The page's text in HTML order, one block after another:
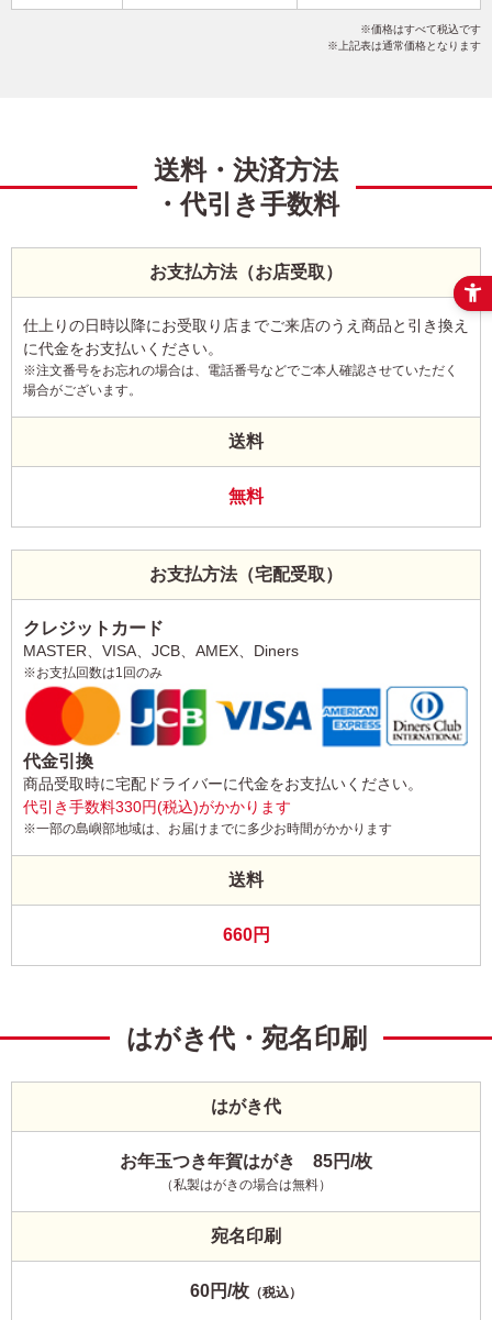
シンプル スタイリッシュ メッセージ 写真5枚以上
価格はすべて税込です
上記表は通常価格となります
送料・決済方法
・代引き手数料
お支払方法（お店受取）
仕上りの日時以降にお受取り店までご来店のうえ商品と引き換え
に代金をお支払いください。
※注文番号をお忘れの場合は、電話番号などでご本人確認させていただく
場合がございます。
送料
無料
お支払方法（宅配受取）
クレジットカード
MASTER、VISA、JCB、AMEX、Diners
※お支払回数は1回のみ
代金引換
商品受取時に宅配ドライバーに代金をお支払いください。
代引き手数料330円(税込)がかかります
※一部の島嶼部地域は、お届けまでに多少お時間がかかります
送料
660円
はがき代・宛名印刷
はがき代
お年玉つき年賀はがき 85円/枚
（私製はがきの場合は無料）
宛名印刷
60円/枚 （税込）